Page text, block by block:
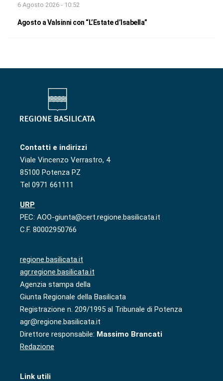
6 Agosto 2026 - 10:52
Agosto a Valsinni con “L’Estate d’Isabella”
Contatti e indirizzi
Viale Vincenzo Verrastro, 4
85100 Potenza PZ
Tel 0971 661111
URP
PEC: AOO-giunta@cert.regione.basilicata.it
C.F. 80002950766
regione.basilicata.it
agr.regione.basilicata.it
Agenzia stampa della
Giunta Regionale della Basilicata
Registrazione n. 209/1995 al Tribunale di Potenza
agr@regione.basilicata.it
Direttore responsabile: Massimo Brancati
Redazione
Link utili